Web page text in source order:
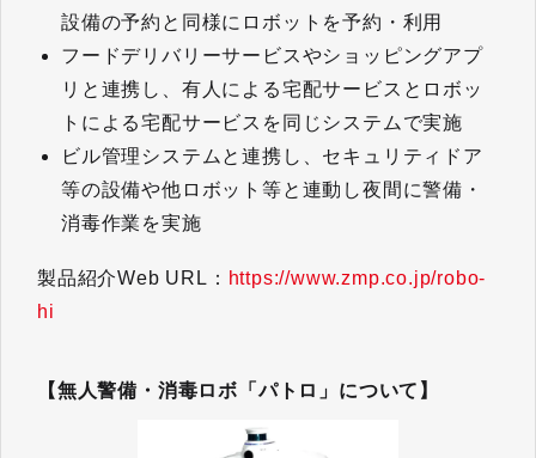
設備の予約と同様にロボットを予約・利用
フードデリバリーサービスやショッピングアプ
リと連携し、有人による宅配サービスとロボッ
トによる宅配サービスを同じシステムで実施
ビル管理システムと連携し、セキュリティドア
等の設備や他ロボット等と連動し夜間に警備・
消毒作業を実施
製品紹介Web URL： https://www.zmp.co.jp/robo-
hi
【無人警備・消毒ロボ「パトロ」について】